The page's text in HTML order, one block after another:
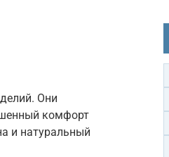
Они
комфорт
и натуральный